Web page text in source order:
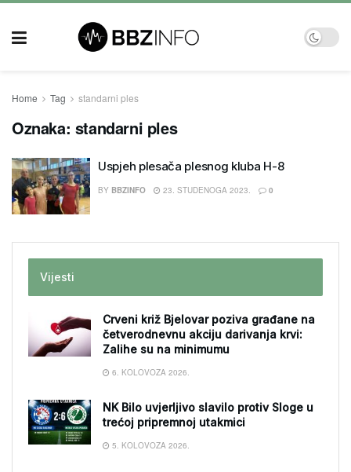
Home Tag standarni ples
Oznaka: standarni ples
Uspjeh plesača plesnog kluba H-8
BY BBZINFO 23. STUDENOGA 2023. 0
Vijesti
Crveni križ Bjelovar poziva građane na
četverodnevnu akciju darivanja krvi:
Zalihe su na minimumu
6. KOLOVOZA 2026.
NK Bilo uvjerljivo slavilo protiv Sloge u
trećoj pripremnoj utakmici
5. KOLOVOZA 2026.